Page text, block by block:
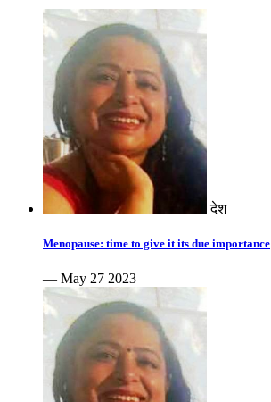
देश
Menopause: time to give it its due importance
— May 27 2023